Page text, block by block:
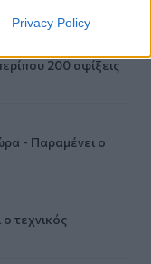
Privacy Policy
200 αφίξεις
- Παραμένει ο
τεχνικός